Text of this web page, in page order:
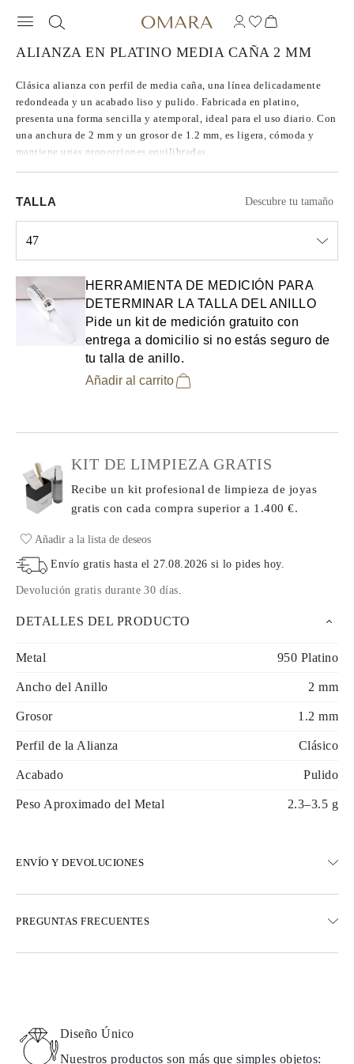
ALIANZA EN PLATINO MEDIA CAÑA 2 MM
Clásica alianza con perfil de media caña, una línea delicadamente
redondeada y un acabado liso y pulido. Fabricada en platino,
presenta una forma sencilla y atemporal, ideal para el uso diario. Con
una anchura de 2 mm y un grosor de 1.2 mm, es ligera, cómoda y
mantiene unas proporciones equilibradas.
TALLA Descubre tu tamaño
47
HERRAMIENTA DE MEDICIÓN PARA
DETERMINAR LA TALLA DEL ANILLO
Pide un kit de medición gratuito con
entrega a domicilio si no estás seguro de
tu talla de anillo.
Añadir al carrito
KIT DE LIMPIEZA GRATIS
Recibe un kit profesional de limpieza de joyas
gratis con cada comprasuperior a 1.400 €.
Añadir a la lista de deseos
Envío gratis hasta el27.08.2026 si lo pides hoy.
Devolución gratis durante 30 días.
DETALLES DEL PRODUCTO
Metal 950 Platino
Ancho del Anillo 2 mm
Grosor 1.2 mm
Perfil de la Alianza Clásico
Acabado Pulido
Peso Aproximado del Metal 2.3–3.5 g
ENVÍO Y DEVOLUCIONES
Opciones de entrega exprés también están disponibles
Detalles sobre métodos de envío, costos y tiempos de entrega se
pueden encontrar en laspreguntas frecuentes sobre la entrega
PREGUNTAS FRECUENTES
Diseño Único
Nuestros productos son más que simples objetos: